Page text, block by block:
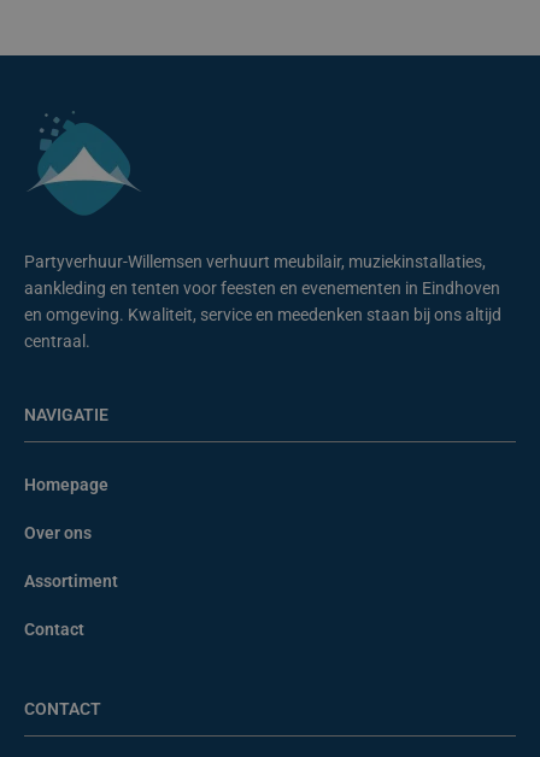
Partyverhuur-Willemsen verhuurt meubilair, muziekinstallaties,
aankleding en tenten voor feesten en evenementen in Eindhoven
en omgeving. Kwaliteit, service en meedenken staan bij ons altijd
centraal.
NAVIGATIE
Homepage
Over ons
Assortiment
Contact
CONTACT